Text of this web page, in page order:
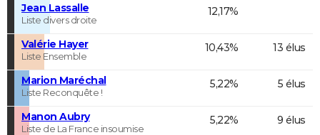
Jean Lassalle
Liste divers droite
12,17%
Valérie Hayer
Liste Ensemble
10,43% 13 élus
Marion Maréchal
Liste Reconquête !
5,22% 5 élus
Manon Aubry
Liste de La France insoumise
5,22% 9 élus